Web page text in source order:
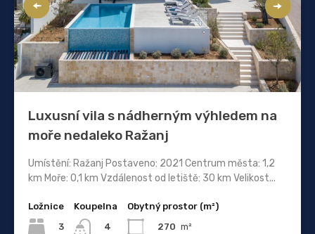
Luxusní vila s nádherným výhledem na
moře nedaleko Ražanj
Umístění: Ražanj Postaveno: 2021 Centrum města: 1,2
km Moře: 0,1 km Vzdálenost od letiště: 30 km Velikost...
Ložnice
3
Koupelna
4
Obytný prostor (m²)
270 m²